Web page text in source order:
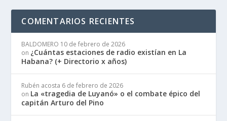
COMENTARIOS RECIENTES
BALDOMERO 10 de febrero de 2026
on ¿Cuántas estaciones de radio existían en La
Habana? (+ Directorio x años)
Rubén acosta 6 de febrero de 2026
on La «tragedia de Luyanó» o el combate épico del
capitán Arturo del Pino